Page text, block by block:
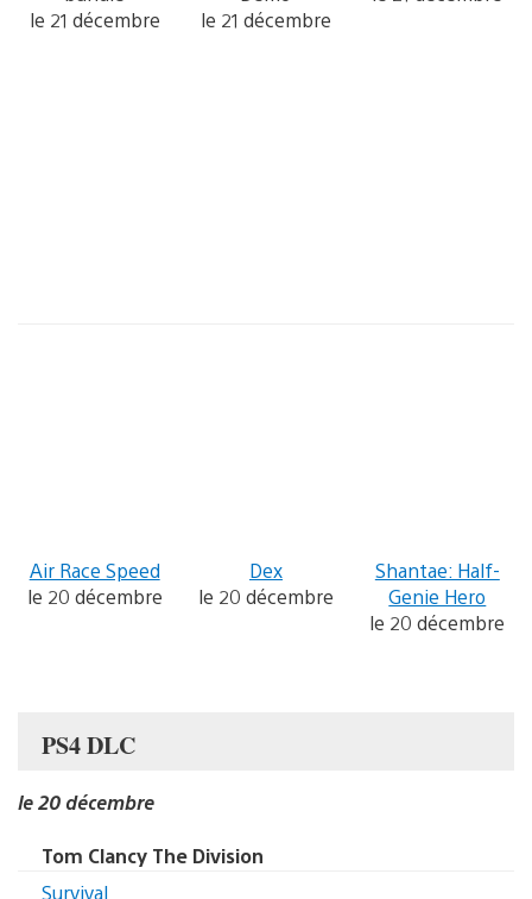
le 21 décembre
le 21 décembre
Air Race Speed
le 20 décembre
Dex
le 20 décembre
Shantae: Half-
Genie Hero
le 20 décembre
PS4 DLC
le 20 décembre
Tom Clancy The Division
Survival